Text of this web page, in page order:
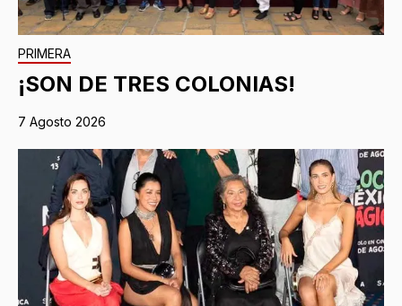
PRIMERA
¡SON DE TRES COLONIAS!
7 Agosto 2026